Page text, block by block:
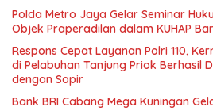
Polda Metro Jaya Gelar Seminar
Objek Praperadilan dalam KUHAP
Respons Cepat Layanan Polri 110,
di Pelabuhan Tanjung Priok Berhasil
dengan Sopir
Bank BRI Cabang Mega Kuningan